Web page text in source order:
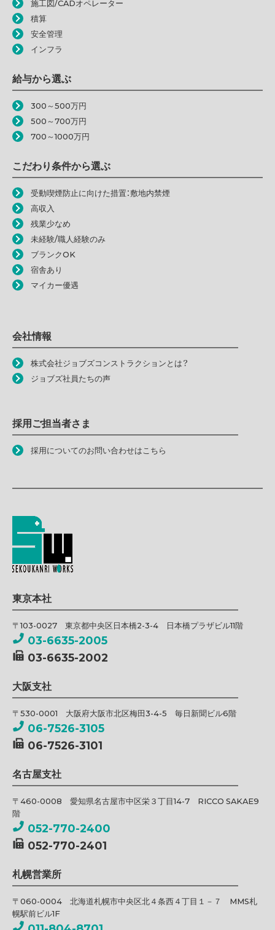
施工図/CADオペレーター
積算
安全管理
インフラ
給与から選ぶ
300～500万円
500～700万円
700～1000万円
こだわり条件から選ぶ
受動喫煙防止に向けた措置：敷地内禁煙
高収入
残業少なめ
未経験/職人経験のみ
ブランクOK
宿舎あり
マイカー優遇
会社情報
株式会社ジョブズコンストラクションとは？
ジョブズ社員たちの声
採用ご担当者さま
採用についてのお問い合わせはこちら
東京本社
〒103-0027 東京都中央区日本橋2-3-4 日本橋プラザビル11階
03-6635-2005
03-6635-2002
大阪支社
〒530-0001 大阪府大阪市北区梅田3-4-5 毎日新聞ビル6階
06-7526-3105
06-7526-3101
名古屋支社
〒460-0008 愛知県名古屋市中区栄３丁目14-7 RICCO SAKAE9
階
052-770-2400
052-770-2401
札幌営業所
〒060-0004 北海道札幌市中央区北４条西４丁目１－７ MMS札
幌駅前ビル1F